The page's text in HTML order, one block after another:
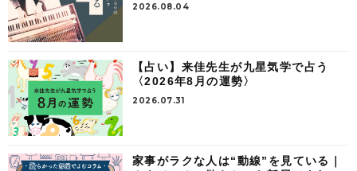
2026.08.04
【占い】来佳先生が九星気学で占う
〈2026年8月の運勢〉
2026.07.31
家事がラクな人は“動線”を見ている｜